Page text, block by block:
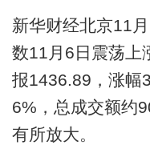
新华财经北京11
数11月6日震荡上
报1436.89，涨幅
6%，总成交额约
有所放大。